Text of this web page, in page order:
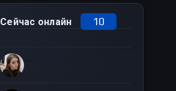
Сейчас онлайн 10